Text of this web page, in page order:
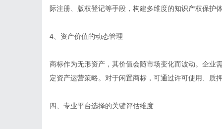
际注册、版权登记等手段，构建多维度的知识产权保护
4、资产价值的动态管理
商标作为无形资产，其价值会随市场变化而波动。企业
定资产运营策略。对于闲置商标，可通过许可使用、质
四、专业平台选择的关键评估维度